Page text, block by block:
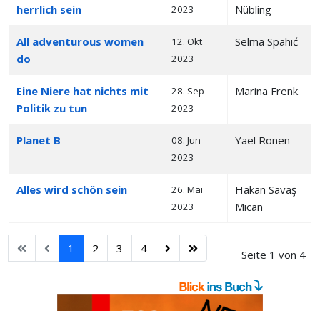
herrlich sein
2023
Nübling
All adventurous women
do
12. Okt
2023
Selma Spahić
Eine Niere hat nichts mit
Politik zu tun
28. Sep
2023
Marina Frenk
Planet B
08. Jun
2023
Yael Ronen
Alles wird schön sein
26. Mai
2023
Hakan Savaş
Mican
Seite 1 von 4
1 2 3 4